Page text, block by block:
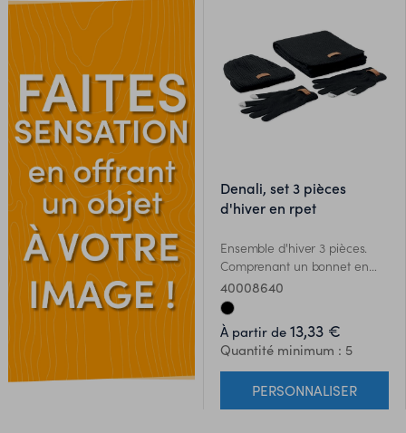
denali, set 3 pièces
d'hiver en rpet
Ensemble d'hiver 3 pièces.
Comprenant un bonnet en
RPET, une écharpe et des
gants tactiles avec une
étiquette pour la zone
d'impression. Taille adulte
unique.
40008640
À partir de 13,33 €
Quantité minimum : 5
PERSONNALISER